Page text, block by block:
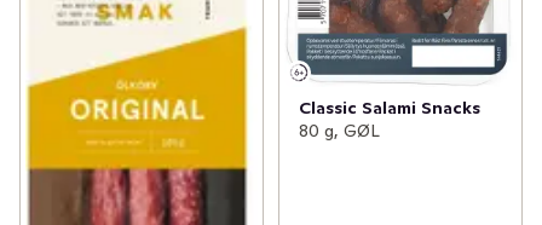
Classic Salami Snacks
80 g, GØL